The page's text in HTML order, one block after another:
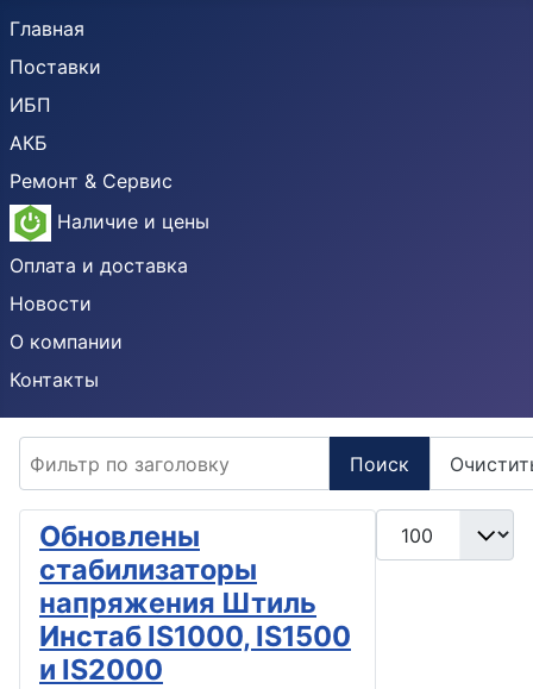
Главная
Поставки
ИБП
АКБ
Ремонт & Сервис
Наличие и цены
Оплата и доставка
Новости
О компании
Контакты
Поиск
Кол-во строк:
Обновлены
стабилизаторы
напряжения Штиль
Инстаб IS1000, IS1500
и IS2000